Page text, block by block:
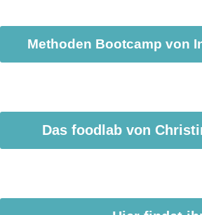
Methoden Bootcamp von
Das foodlab von